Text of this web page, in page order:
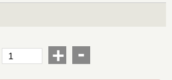
+ -